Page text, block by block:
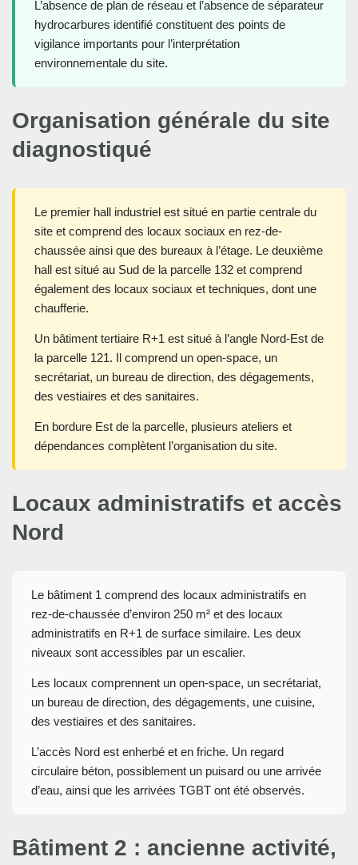
L’absence de plan de réseau et l’absence de séparateur
hydrocarbures identifié constituent des points de
vigilance importants pour l’interprétation
environnementale du site.
Organisation générale du site
diagnostiqué
Le premier hall industriel est situé en partie centrale du
site et comprend des locaux sociaux en rez-de-
chaussée ainsi que des bureaux à l’étage. Le deuxième
hall est situé au Sud de la parcelle 132 et comprend
également des locaux sociaux et techniques, dont une
chaufferie.
Un bâtiment tertiaire R+1 est situé à l’angle Nord-Est de
la parcelle 121. Il comprend un open-space, un
secrétariat, un bureau de direction, des dégagements,
des vestiaires et des sanitaires.
En bordure Est de la parcelle, plusieurs ateliers et
dépendances complètent l’organisation du site.
Locaux administratifs et accès
Nord
Le bâtiment 1 comprend des locaux administratifs en
rez-de-chaussée d’environ 250 m² et des locaux
administratifs en R+1 de surface similaire. Les deux
niveaux sont accessibles par un escalier.
Les locaux comprennent un open-space, un secrétariat,
un bureau de direction, des dégagements, une cuisine,
des vestiaires et des sanitaires.
L’accès Nord est enherbé et en friche. Un regard
circulaire béton, possiblement un puisard ou une arrivée
d’eau, ainsi que les arrivées TGBT ont été observés.
Bâtiment 2 : ancienne activité,